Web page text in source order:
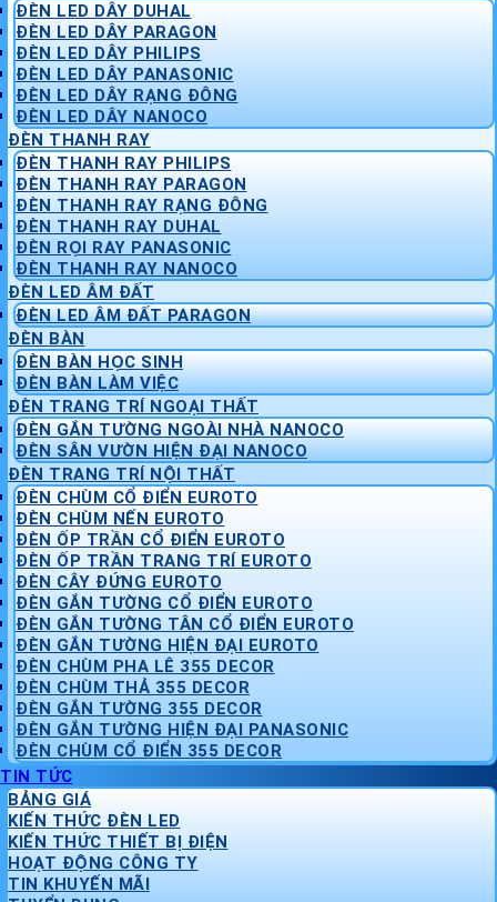
ĐÈN LED DÂY DUHAL
ĐÈN LED DÂY PARAGON
ĐÈN LED DÂY PHILIPS
ĐÈN LED DÂY PANASONIC
ĐÈN LED DÂY RẠNG ĐÔNG
ĐÈN LED DÂY NANOCO
ĐÈN THANH RAY
ĐÈN THANH RAY PHILIPS
ĐÈN THANH RAY PARAGON
ĐÈN THANH RAY RẠNG ĐÔNG
ĐÈN THANH RAY DUHAL
ĐÈN RỌI RAY PANASONIC
ĐÈN THANH RAY NANOCO
ĐÈN LED ÂM ĐẤT
ĐÈN LED ÂM ĐẤT PARAGON
ĐÈN BÀN
ĐÈN BÀN HỌC SINH
ĐÈN BÀN LÀM VIỆC
ĐÈN TRANG TRÍ NGOẠI THẤT
ĐÈN GẮN TƯỜNG NGOÀI NHÀ NANOCO
ĐÈN SÂN VƯỜN HIỆN ĐẠI NANOCO
ĐÈN TRANG TRÍ NỘI THẤT
ĐÈN CHÙM CỔ ĐIỂN EUROTO
ĐÈN CHÙM NẾN EUROTO
ĐÈN ỐP TRẦN CỔ ĐIỂN EUROTO
ĐÈN ỐP TRẦN TRANG TRÍ EUROTO
ĐÈN CÂY ĐỨNG EUROTO
ĐÈN GẮN TƯỜNG CỔ ĐIỂN EUROTO
ĐÈN GẮN TƯỜNG TÂN CỔ ĐIỂN EUROTO
ĐÈN GẮN TƯỜNG HIỆN ĐẠI EUROTO
ĐÈN CHÙM PHA LÊ 355 DECOR
ĐÈN CHÙM THẢ 355 DECOR
ĐÈN GẮN TƯỜNG 355 DECOR
ĐÈN GẮN TƯỜNG HIỆN ĐẠI PANASONIC
ĐÈN CHÙM CỔ ĐIỂN 355 DECOR
TIN TỨC
BẢNG GIÁ
KIẾN THỨC ĐÈN LED
KIẾN THỨC THIẾT BỊ ĐIỆN
HOẠT ĐỘNG CÔNG TY
TIN KHUYẾN MÃI